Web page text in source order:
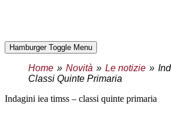
Hamburger Toggle Menu
Home Novità Le notizie
Classi Quinte Primaria
indagini iea timss – classi quinte primaria